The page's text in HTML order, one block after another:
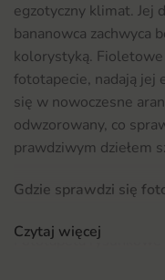
egzotyczny klimat. Jej
bananowca zachwyca
kolorystyką.
fototapecie, nadają jej
się w nowoczesne
odwzorowany, co
prawdziwym dziełem
Gdzie sprawdzi się
Fototapeta rysunkowe
Czytaj więcej